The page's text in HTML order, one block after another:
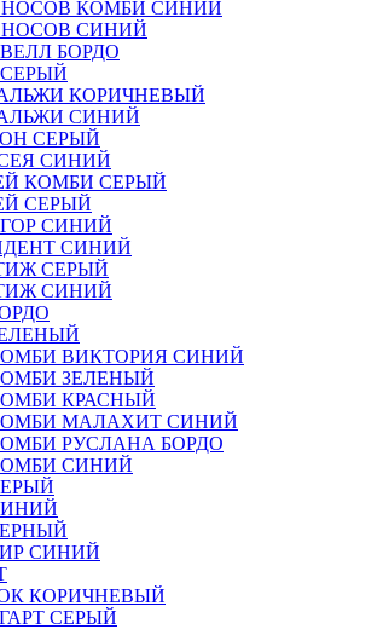
КОМБИ СИНИЙ
СИНИЙ
БОРДО
КОРИЧНЕВЫЙ
СИНИЙ
СЕРЫЙ
СИНИЙ
КОМБИ СЕРЫЙ
СЕРЫЙ
СИНИЙ
СИНИЙ
СЕРЫЙ
СИНИЙ
ВИКТОРИЯ СИНИЙ
ЗЕЛЕНЫЙ
КРАСНЫЙ
МАЛАХИТ СИНИЙ
РУСЛАНА БОРДО
СИНИЙ
СИНИЙ
КОРИЧНЕВЫЙ
СЕРЫЙ